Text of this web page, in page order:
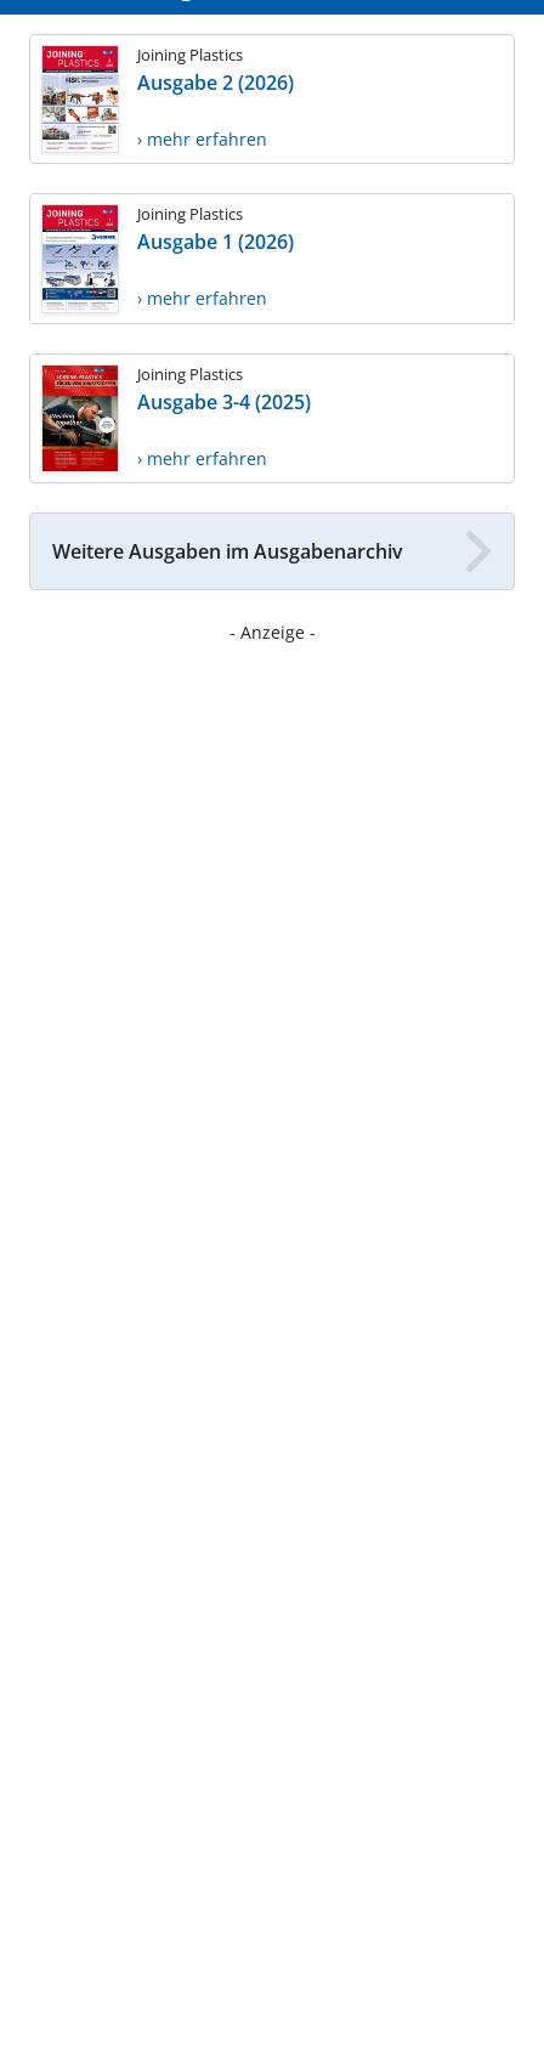
Joining Plastics
Ausgabe 2 (2026)
› mehr erfahren
Joining Plastics
Ausgabe 1 (2026)
› mehr erfahren
Joining Plastics
Ausgabe 3-4 (2025)
› mehr erfahren
Weitere Ausgaben im Ausgabenarchiv
- Anzeige -